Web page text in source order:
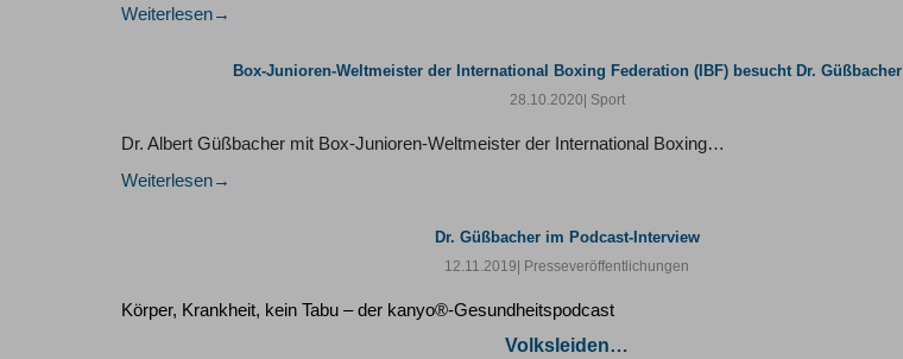
Weiterlesen
Box-Junioren-Weltmeister der International Boxing Federation (IBF) besucht Dr. Güßbacher
28.10.2020 | Sport
Dr. Albert Güßbacher mit Box-Junioren-Weltmeister der International Boxing…
Weiterlesen
Dr. Güßbacher im Podcast-Interview
12.11.2019 | Presseveröffentlichungen
Körper, Krankheit, kein Tabu – der kanyo®-Gesundheitspodcast
Volksleiden…